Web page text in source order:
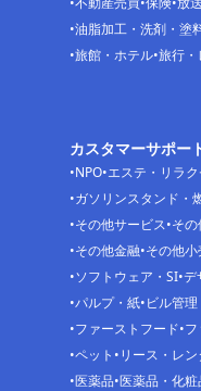
油脂加工・洗剤・塗
旅館・ホテル 旅行・
カスタマーサポー
NPO エステ・リラ
ガソリンスタンド・
その他サービス そ
その他金融 その他
ソフトウェア・SI デ
パルプ・紙 ビル管
ファーストフード
ペット リース・レ
医薬品 医薬品・化粧